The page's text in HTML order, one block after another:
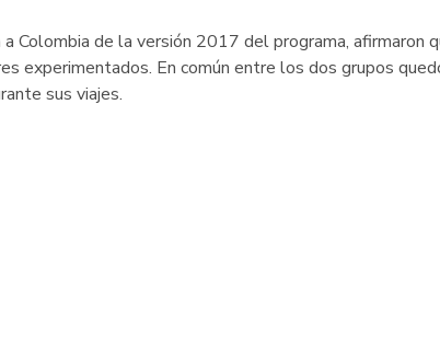
Colombia de la versión 2017 del programa, afirmaron
experimentados. En común entre los dos grupos
sus viajes.